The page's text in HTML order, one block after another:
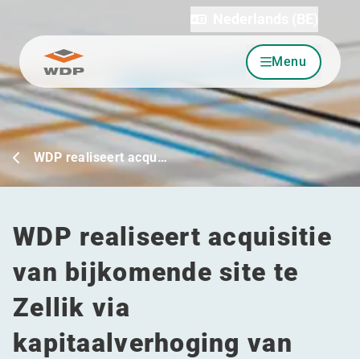
Ga naar inhoud Menu
WDP realiseert acqu…
WDP realiseert acquisitie
van bijkomende site te
Zellik via
kapitaalverhoging van